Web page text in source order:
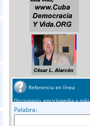
Referencia en línea
Diccionario, enciclopedia y más
Palabra: